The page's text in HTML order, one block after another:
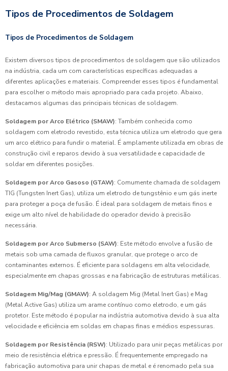
Tipos de Procedimentos de Soldagem
Tipos de Procedimentos de Soldagem
Existem diversos tipos de procedimentos de soldagem que são utilizados
na indústria, cada um com características específicas adequadas a
diferentes aplicações e materiais. Compreender esses tipos é fundamental
para escolher o método mais apropriado para cada projeto. Abaixo,
destacamos algumas das principais técnicas de soldagem.
Soldagem por Arco Elétrico (SMAW): Também conhecida como
soldagem com eletrodo revestido, esta técnica utiliza um eletrodo que gera
um arco elétrico para fundir o material. É amplamente utilizada em obras de
construção civil e reparos devido à sua versatilidade e capacidade de
soldar em diferentes posições.
Soldagem por Arco Gasoso (GTAW): Comumente chamada de soldagem
TIG (Tungsten Inert Gas), utiliza um eletrodo de tungstênio e um gás inerte
para proteger a poça de fusão. É ideal para soldagem de metais finos e
exige um alto nível de habilidade do operador devido à precisão
necessária.
Soldagem por Arco Submerso (SAW): Este método envolve a fusão de
metais sob uma camada de fluxos granular, que protege o arco de
contaminantes externos. É eficiente para soldagens em alta velocidade,
especialmente em chapas grossas e na fabricação de estruturas metálicas.
Soldagem Mig/Mag (GMAW): A soldagem Mig (Metal Inert Gas) e Mag
(Metal Active Gas) utiliza um arame contínuo como eletrodo, e um gás
protetor. Este método é popular na indústria automotiva devido à sua alta
velocidade e eficiência em soldas em chapas finas e médios espessuras.
Soldagem por Resistência (RSW): Utilizado para unir peças metálicas por
meio de resistência elétrica e pressão. É frequentemente empregado na
fabricação automotiva para unir chapas de metal e é renomado pela sua